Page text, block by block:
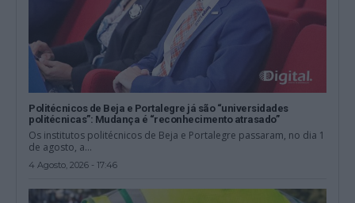
Politécnicos de Beja e Portalegre já são “universidades
politécnicas”: Mudança é “reconhecimento atrasado”
Os institutos politécnicos de Beja e Portalegre passaram, no dia 1
de agosto, a...
4 Agosto, 2026 - 17:46